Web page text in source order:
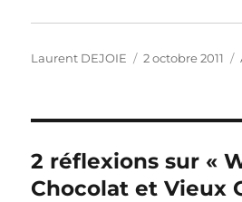
Auteur
Laurent DEJOIE
Publié
2 octobre 2011
2 réflexions sur «
Chocolat et Vieux